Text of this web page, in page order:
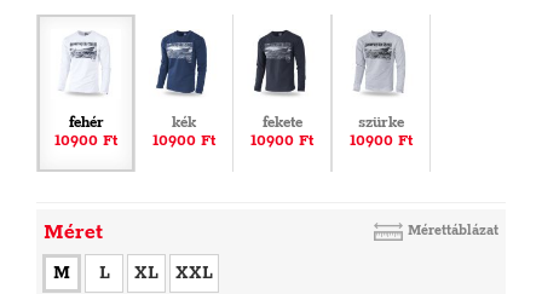
fehér
10900 Ft
kék
10900 Ft
fekete
10900 Ft
szürke
10900 Ft
Méret Mérettáblázat
M L XL XXL